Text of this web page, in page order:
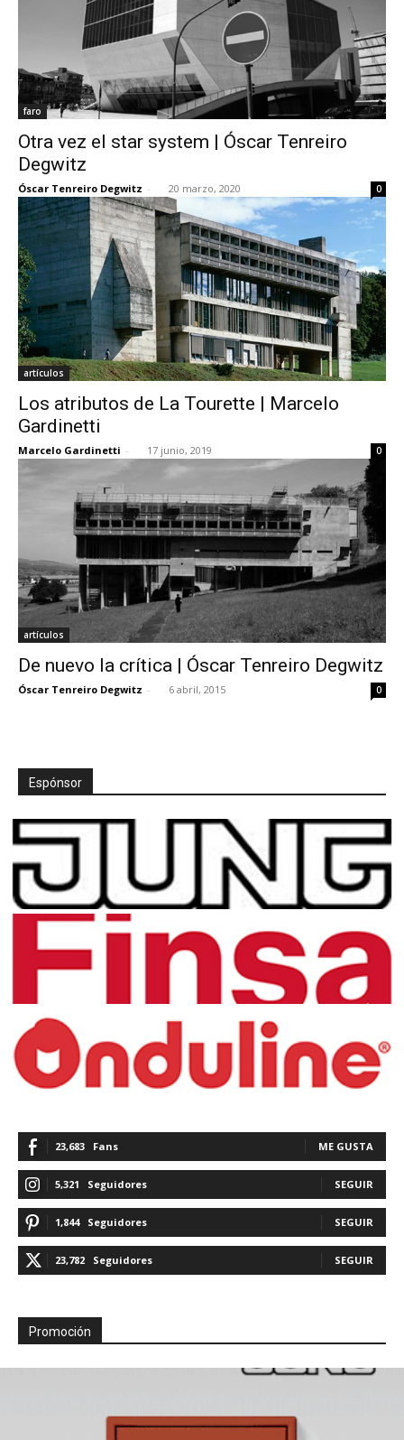
faro
Otra vez el star system | Óscar Tenreiro
Degwitz
Óscar Tenreiro Degwitz - 20 marzo, 2020 0
artículos
Los atributos de La Tourette | Marcelo
Gardinetti
Marcelo Gardinetti - 17 junio, 2019 0
artículos
De nuevo la crítica | Óscar Tenreiro Degwitz
Óscar Tenreiro Degwitz - 6 abril, 2015 0
Espónsor
23,683 Fans ME GUSTA
5,321 Seguidores SEGUIR
1,844 Seguidores SEGUIR
23,782 Seguidores SEGUIR
Promoción